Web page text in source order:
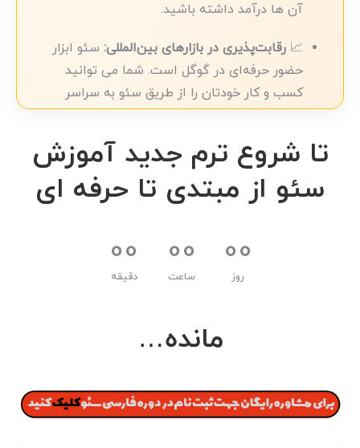
آن ها درآمد داشته باشید.
📈 رقابت‌پذیری در بازارهای بین‌المللی: سئو ابزار
حضور حرفه‌ای در گوگل است. شما می توانید
کسب و کار خودتان را از طریق سئو به سراسر
تا شروع ترم جدید آموزش
سئو از مبتدی تا حرفه ای
00
روز
00
ساعت
00
دقیقه
مانده…